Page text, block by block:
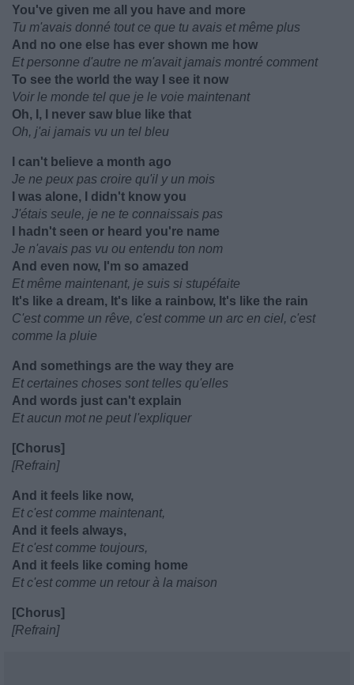
You've given me all you have and more
Tu m'avais donné tout ce que tu avais et même plus
And no one else has ever shown me how
Et personne d'autre ne m'avait jamais montré comment
To see the world the way I see it now
Voir le monde tel que je le voie maintenant
Oh, I, I never saw blue like that
Oh, j'ai jamais vu un tel bleu
I can't believe a month ago
Je ne peux pas croire qu'il y un mois
I was alone, I didn't know you
J'étais seule, je ne te connaissais pas
I hadn't seen or heard you're name
Je n'avais pas vu ou entendu ton nom
And even now, I'm so amazed
Et même maintenant, je suis si stupéfaite
It's like a dream, It's like a rainbow, It's like the rain
C'est comme un rêve, c'est comme un arc en ciel, c'est
comme la pluie
And somethings are the way they are
Et certaines choses sont telles qu'elles
And words just can't explain
Et aucun mot ne peut l'expliquer
[Chorus]
[Refrain]
And it feels like now,
Et c'est comme maintenant,
And it feels always,
Et c'est comme toujours,
And it feels like coming home
Et c'est comme un retour à la maison
[Chorus]
[Refrain]